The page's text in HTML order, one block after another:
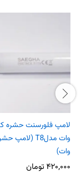
وات)
۴۲۰,۰۰۰ تومان